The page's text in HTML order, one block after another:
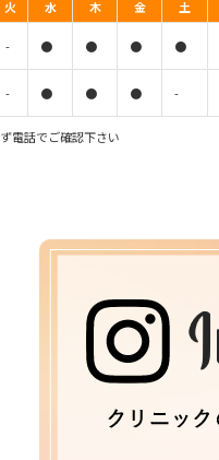
火 水 木 金 土
- ● ● ● ●
- ● ● ● -
電話でご確認下さい